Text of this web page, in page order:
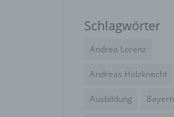
Schlagwörter
Andrea Lorenz
Andreas Holzknecht
Ausbildung Bayern